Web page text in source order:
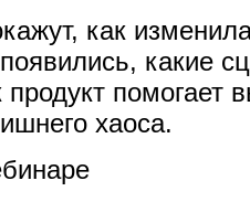
как
какие
помогает
хаоса.